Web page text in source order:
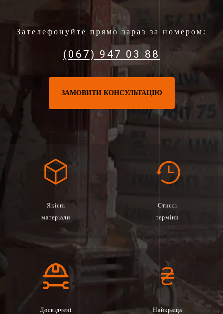
Зателефонуйте прямо зараз за номером:
(067) 947 03 88
ЗАМОВИТИ КОНСУЛЬТАЦІЮ
Якісні
матеріали
Стислі
терміни
Досвідчені
Найкраща